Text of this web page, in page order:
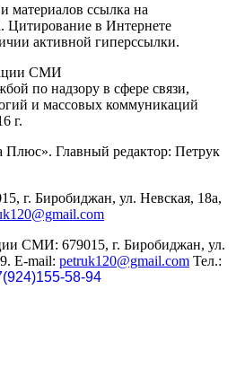
материалов ссылка на
Цитирование в Интернете
активной гиперссылки.
СМИ
по надзору в сфере связи,
и массовых коммуникаций
г.
Главный редактор: Петрук
г. Биробиджан, ул. Невская, 18а,
СМИ: 679015, г. Биробиджан, ул.
E-mail: petruk120@gmail.com Тел.:
58-94